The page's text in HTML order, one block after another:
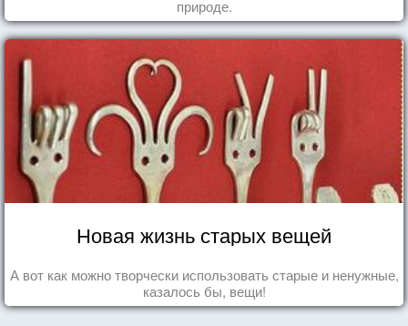
природе.
Новая жизнь старых вещей
А вот как можно творчески использовать старые и ненужные,
казалось бы, вещи!